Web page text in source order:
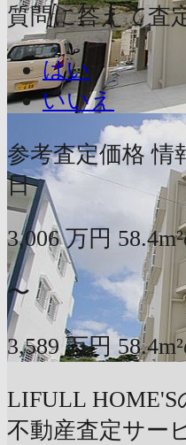
質問に答えて査
はい
いいえ
参考査定価格 情
日
3,006 万円
〜
3,589 万円
LIFULL HOME'S
不動産査定サー